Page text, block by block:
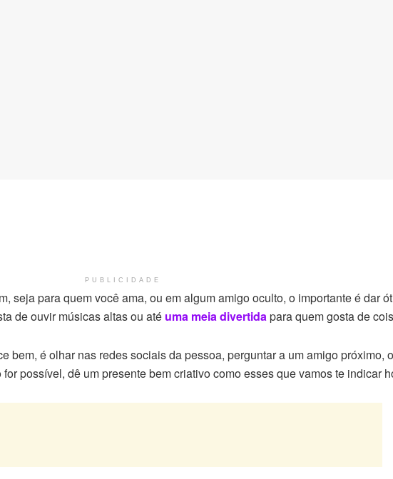
PUBLICIDADE
seja para quem você ama, ou em algum amigo oculto, o importante é dar
de ouvir músicas altas ou até uma meia divertidapara quem gosta de
bem, é olhar nas redes sociais da pessoa, perguntar a um amigo próximo,
possível, dê um presente bem criativo como esses que vamos te indicar